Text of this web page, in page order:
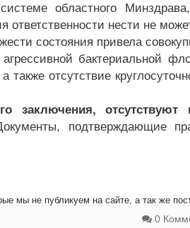
областного
ответственности нести не
состояния привела
агрессивной бактериальной
отсутствие
заключения,
подтверждающие
мы не публикуем на сайте, а так же
0